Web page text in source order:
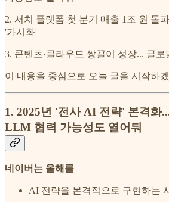
2. 서치 플랫폼 첫 분기 매출 1조 원 돌
'가시화'
3. 콘텐츠·클라우드 쌍끌이 성장... 글로
이 내용을 중심으로 오늘 글을 시작하
1. 2025년 '전사 AI 전략' 본격화
LLM 협력 가능성도 열어둬
네이버는 올해를
AI 전략을 본격적으로 구현하는